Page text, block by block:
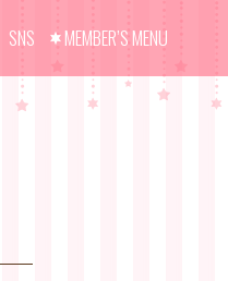
SNS MEMBER’S MENU